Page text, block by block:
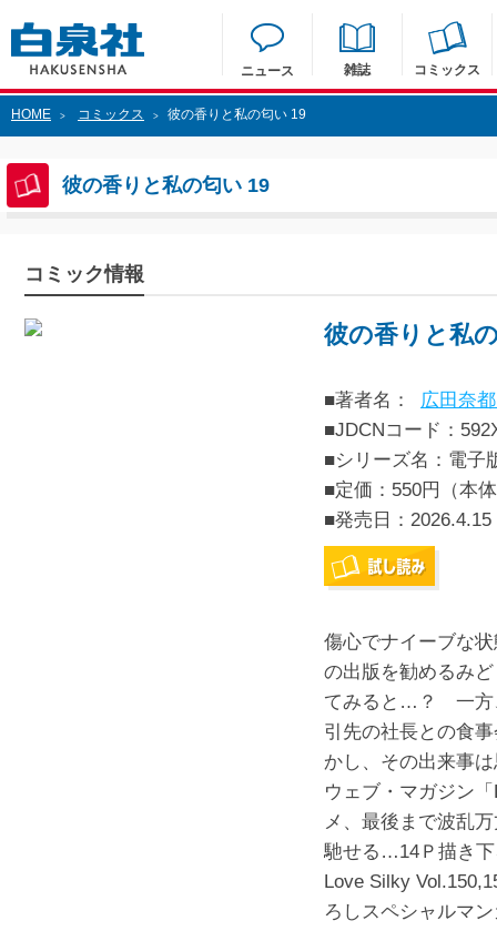
ニュース 雑誌 コミックス
HOME > コミックス > 彼の香りと私の匂い 19
彼の香りと私の匂い 19
コミック情報
彼の香りと私
■著者名：
広田奈
■JDCNコード：
■シリーズ名：電子
■定価：550円（本
■発売日： 2026.4.15
傷心でナイーブな
の出版を勧めるみ
てみると…？ 一方
引先の社長との食
かし、その出来事
ウェブ・マガジン
メ、最後まで波乱
馳せる…14Ｐ描き
Love Silky
ろしスペシャルマ